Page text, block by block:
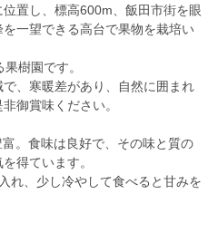
置し、標高600m、飯田市街を眼
一望できる高台で果物を栽培い
樹園です。
、寒暖差があり、自然に囲まれ
御賞味ください。
。食味は良好で、その味と質の
得ています。
れ、少し冷やして食べると甘みを